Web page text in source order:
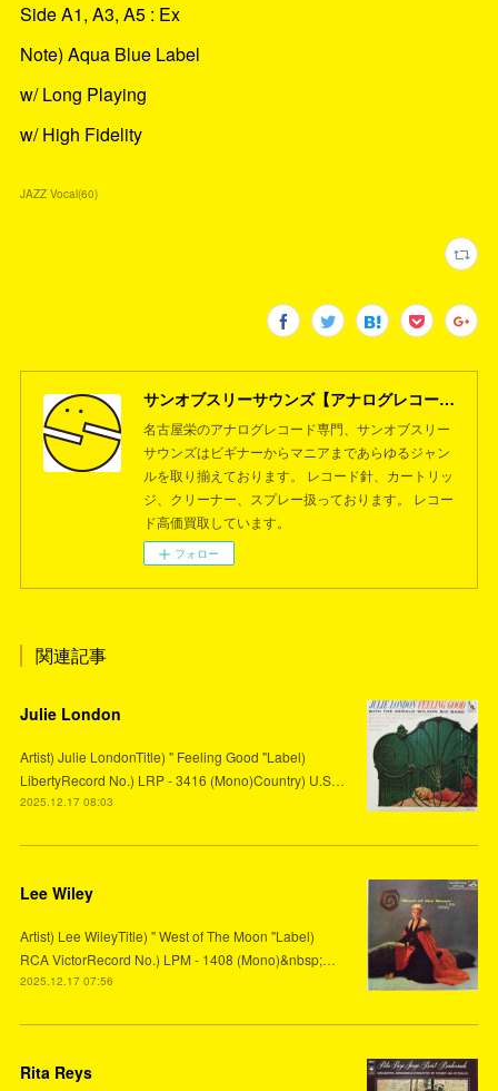
Side A1, A3, A5 : Ex
Note) Aqua Blue Label
w/ Long Playing
w/ High Fidelity
JAZZ Vocal(60)
サンオブスリーサウンズ【アナログレコード専門店】名古屋栄
名古屋栄のアナログレコード専門、サンオブスリー
サウンズはビギナーからマニアまであらゆるジャン
ルを取り揃えております。 レコード針、カートリッ
ジ、クリーナー、スプレー扱っております。 レコー
ド高価買取しています。
フォロー
関連記事
Julie London
Artist) Julie LondonTitle) " Feeling Good "Label)
LibertyRecord No.) LRP - 3416 (Mono)Country) U.S…
2025.12.17 08:03
Lee Wiley
Artist) Lee WileyTitle) " West of The Moon "Label)
RCA VictorRecord No.) LPM - 1408 (Mono)&nbsp;…
2025.12.17 07:56
Rita Reys